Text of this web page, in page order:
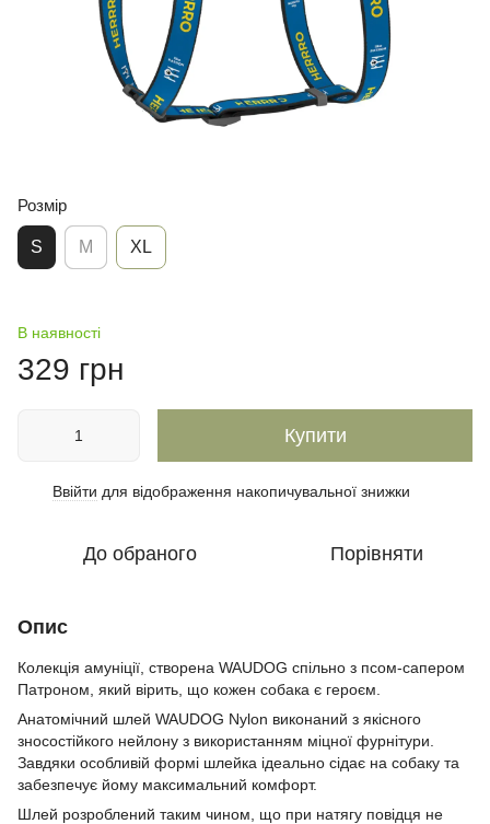
Розмір
S М XL
В наявності
329 грн
Купити
Ввійти для відображення накопичувальної знижки
До обраного Порівняти
Опис
Колекція амуніції, створена WAUDOG спільно з псом-сапером
Патроном, який вірить, що кожен собака є героєм.
Анатомічний шлей WAUDOG Nylon виконаний з якісного
зносостійкого нейлону з використанням міцної фурнітури.
Завдяки особливій формі шлейка ідеально сідає на собаку та
забезпечує йому максимальний комфорт.
Шлей розроблений таким чином, що при натягу повідця не